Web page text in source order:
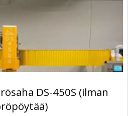
DS-450S (ilman